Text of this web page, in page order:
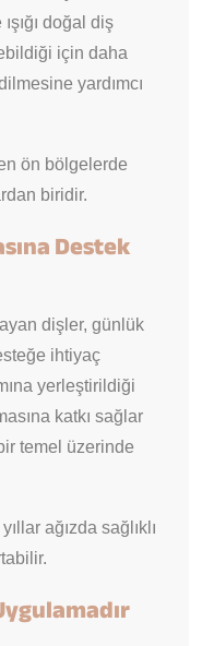
doğal diş
için daha
yardımcı
ön bölgelerde
biridir.
Destek
dişler, günlük
ihtiyaç
yerleştirildiği
katkı sağlar
temel üzerinde
ağızda sağlıklı